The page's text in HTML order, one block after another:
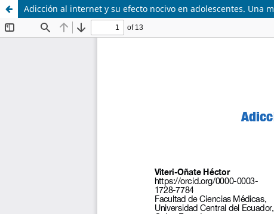
Adicción al internet y su efecto nocivo en adolescentes. Una